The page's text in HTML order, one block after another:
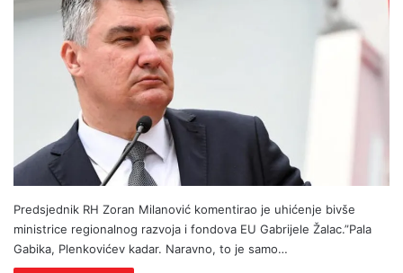
Predsjednik RH Zoran Milanović komentirao je uhićenje bivše
ministrice regionalnog razvoja i fondova EU Gabrijele Žalac.”Pala
Gabika, Plenkovićev kadar. Naravno, to je samo…